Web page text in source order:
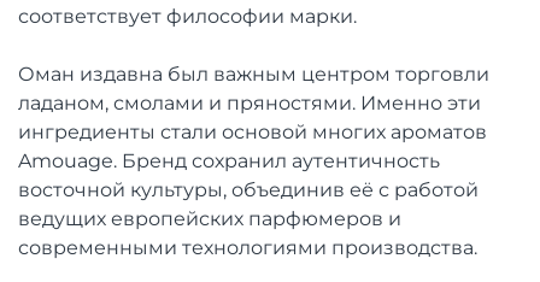
соответствует философии марки.
Оман издавна был важным центром торговли
ладаном, смолами и пряностями. Именно эти
ингредиенты стали основой многих ароматов
Amouage. Бренд сохранил аутентичность
восточной культуры, объединив её с работой
ведущих европейских парфюмеров и
современными технологиями производства.